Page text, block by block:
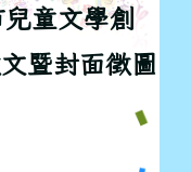
童文學創
暨封面徵圖